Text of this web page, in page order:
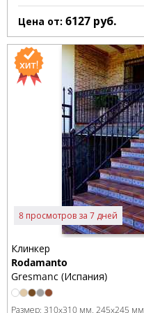
Цена от: 6127 руб.
8 просмотров за 7 дней
Клинкер
Rodamanto
Gresmanc (Испания)
Размер: 310x310 мм 245x245 мм